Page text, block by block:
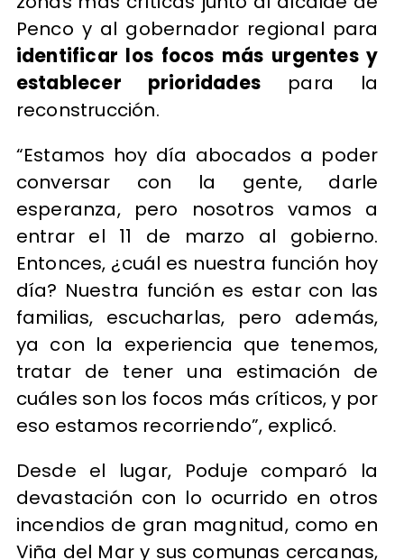
Penco y al gobernador regional para
identificar los focos más urgentes y
establecer prioridades para la
reconstrucción.
“Estamos hoy día abocados a poder
conversar con la gente, darle
esperanza, pero nosotros vamos a
entrar el 11 de marzo al gobierno.
Entonces, ¿cuál es nuestra función hoy
día? Nuestra función es estar con las
familias, escucharlas, pero además,
ya con la experiencia que tenemos,
tratar de tener una estimación de
cuáles son los focos más críticos, y por
eso estamos recorriendo”, explicó.
Desde el lugar, Poduje comparó la
devastación con lo ocurrido en otros
incendios de gran magnitud, como en
Viña del Mar y sus comunas cercanas,